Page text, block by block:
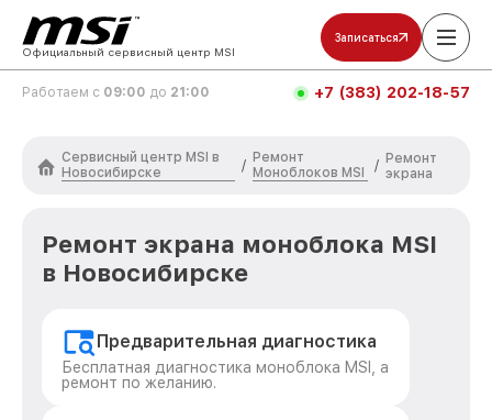
Официальный сервисный центр MSI
Записаться
Работаем с 09:00 до 21:00 +7 (383) 202-18-57
Сервисный центр MSI в
Новосибирске
/
Ремонт
Моноблоков MSI
/ Ремонт
экрана
Ремонт экрана моноблока MSI
в Новосибирске
Предварительная диагностика
Бесплатная диагностика моноблока MSI, а
ремонт по желанию.